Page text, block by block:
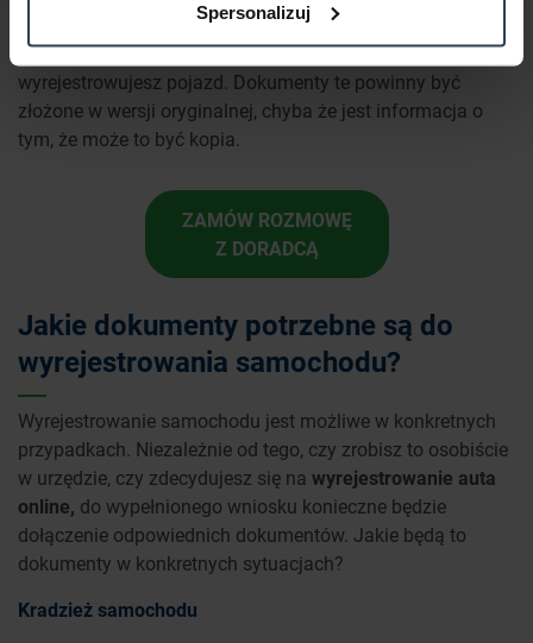
Spersonalizuj
osobisty, paszport lub karta pobytu oraz pozostałe
dokumenty, zależnie od tego, z jakiego powodu
wyrejestrowujesz pojazd. Dokumenty te powinny być
złożone w wersji oryginalnej, chyba że jest informacja o
tym, że może to być kopia.
ZAMÓW ROZMOWĘ
Z DORADCĄ
Jakie dokumenty potrzebne są do
wyrejestrowania samochodu?
Wyrejestrowanie samochodu jest możliwe w konkretnych
przypadkach. Niezależnie od tego, czy zrobisz to osobiście
w urzędzie, czy zdecydujesz się na wyrejestrowanie auta
online, do wypełnionego wniosku konieczne będzie
dołączenie odpowiednich dokumentów. Jakie będą to
dokumenty w konkretnych sytuacjach?
Kradzież samochodu